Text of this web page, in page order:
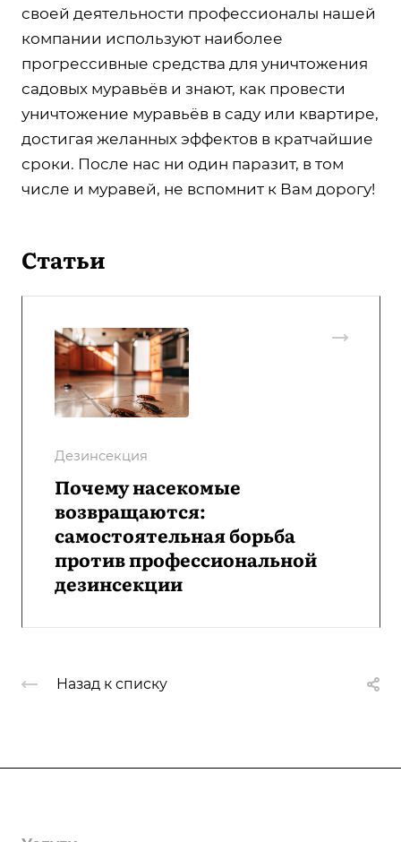
своей деятельности профессионалы нашей
компании используют наиболее
прогрессивные средства для уничтожения
садовых муравьёв и знают, как провести
уничтожение муравьёв в саду или квартире,
достигая желанных эффектов в кратчайшие
сроки. После нас ни один паразит, в том
числе и муравей, не вспомнит к Вам дорогу!
Статьи
Дезинсекция
Почему насекомые
возвращаются:
самостоятельная борьба
против профессиональной
дезинсекции
Назад к списку